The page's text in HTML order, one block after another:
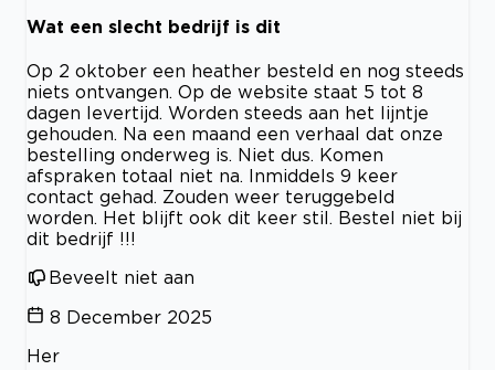
Wat een slecht bedrijf is dit
Op 2 oktober een heather besteld en nog steeds
niets ontvangen. Op de website staat 5 tot 8
dagen levertijd. Worden steeds aan het lijntje
gehouden. Na een maand een verhaal dat onze
bestelling onderweg is. Niet dus. Komen
afspraken totaal niet na. Inmiddels 9 keer
contact gehad. Zouden weer teruggebeld
worden. Het blijft ook dit keer stil. Bestel niet bij
dit bedrijf !!!
Beveelt niet aan
8 December 2025
Her